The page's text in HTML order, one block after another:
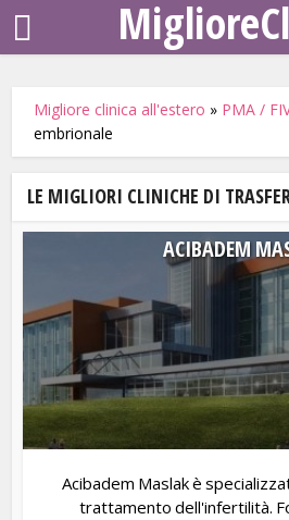
Migliore clinica all'estero » PMA /
embrionale
LE MIGLIORI CLINICHE DI
ACIBADEM
Acibadem Maslak è
trattamento dell'infertilità.